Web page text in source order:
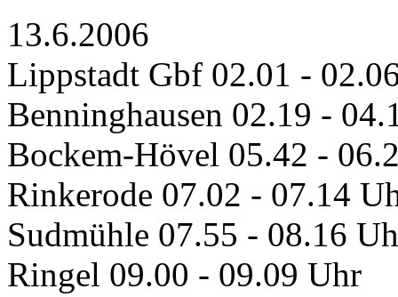
13.6.2006
Lippstadt Gbf 02.01 -
Benninghausen 02.19 -
Bockem-Hövel 05.42 -
Rinkerode 07.02 - 07.14
Sudmühle 07.55 - 08.16
Ringel 09.00 - 09.09 Uhr